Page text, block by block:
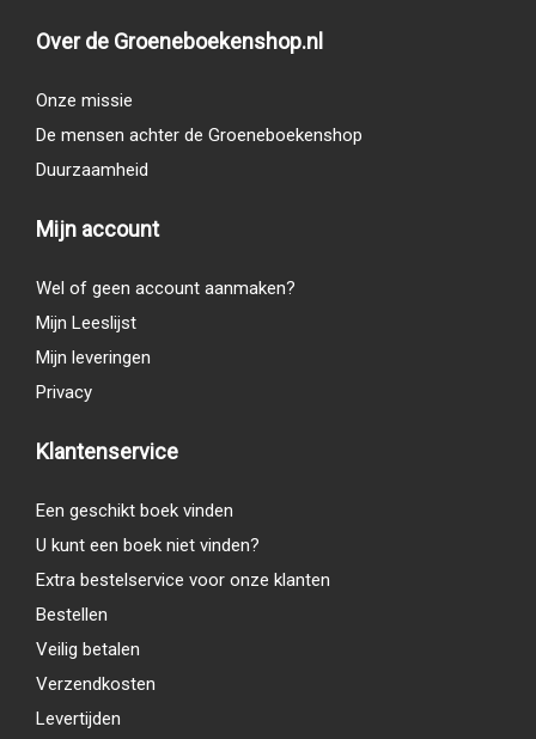
Over de Groeneboekenshop.nl
Onze missie
De mensen achter de Groeneboekenshop
Duurzaamheid
Mijn account
Wel of geen account aanmaken?
Mijn Leeslijst
Mijn leveringen
Privacy
Klantenservice
Een geschikt boek vinden
U kunt een boek niet vinden?
Extra bestelservice voor onze klanten
Bestellen
Veilig betalen
Verzendkosten
Levertijden